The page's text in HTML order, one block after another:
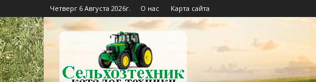
Четверг 6 Августа 2026г. О нас Карта сайта